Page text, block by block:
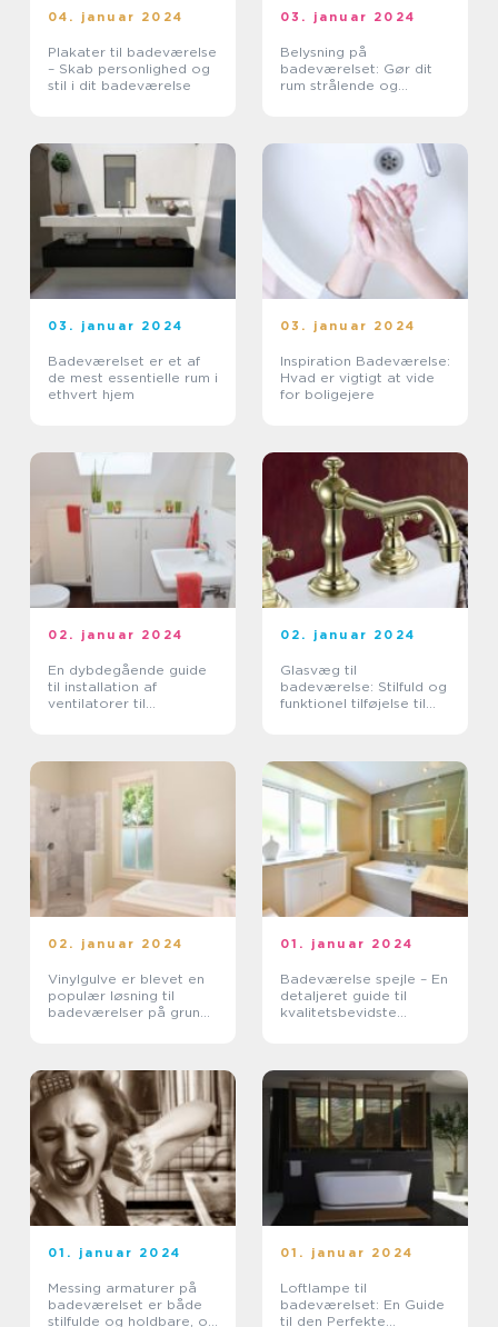
04. januar 2024
Plakater til badeværelse
– Skab personlighed og
stil i dit badeværelse
03. januar 2024
Belysning på
badeværelset: Gør dit
rum strålende og
03. januar 2024
Badeværelset er et af
de mest essentielle rum i
ethvert hjem
03. januar 2024
Inspiration Badeværelse:
Hvad er vigtigt at vide
for boligejere
02. januar 2024
En dybdegående guide
til installation af
ventilatorer til
02. januar 2024
Glasvæg til
badeværelse: Stilfuld og
funktionel tilføjelse til
02. januar 2024
Vinylgulve er blevet en
populær løsning til
badeværelser på grund
01. januar 2024
Badeværelse spejle – En
detaljeret guide til
kvalitetsbevidste
01. januar 2024
Messing armaturer på
badeværelset er både
stilfulde og holdbare, og
01. januar 2024
Loftlampe til
badeværelset: En Guide
til den Perfekte